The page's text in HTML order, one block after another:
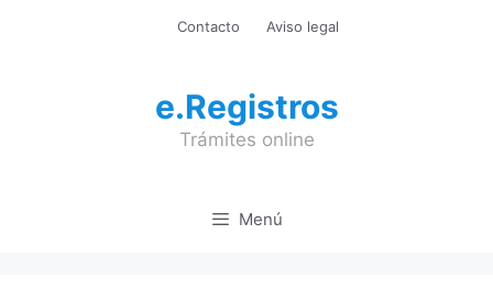
Contacto Aviso legal
e.Registros
Trámites online
Menú